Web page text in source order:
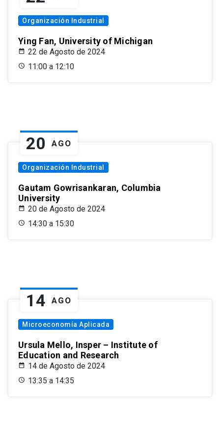
Organización Industrial
Ying Fan, University of Michigan
22 de Agosto de 2024
11:00 a 12:10
20 AGO
Organización Industrial
Gautam Gowrisankaran, Columbia
University
20 de Agosto de 2024
14:30 a 15:30
14 AGO
Microeconomía Aplicada
Ursula Mello, Insper – Institute of
Education and Research
14 de Agosto de 2024
13:35 a 14:35